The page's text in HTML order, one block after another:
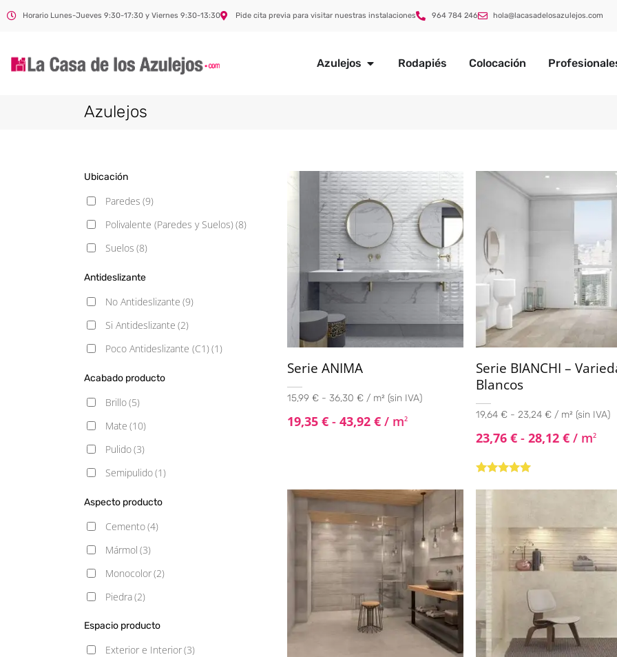
Horario Lunes-Jueves 9:30-17:30 y Viernes 9:30-13:30 Pide cita previa para visitar nuestras instalaciones 964 784 246 hola@lacasadelosazulejos.com
Azulejos Rodapiés Colocación
Azulejos
Ubicación
Paredes (9)
Polivalente (Paredes y Suelos)(8)
Suelos (8)
Antideslizante
No Antideslizante (9)
Si Antideslizante (2)
Poco Antideslizante (C1)(1)
Acabado producto
Brillo(5)
Mate (10)
Pulido(3)
Semipulido(1)
Aspecto producto
Cemento(4)
Mármol (3)
Monocolor(2)
Piedra(2)
Espacio producto
Exterior e Interior(3)
Serie ANIMA
15,99 € - 36,30 € / m² (sin IVA)
19,35 € - 43,92 € / m2
Serie BIANCHI –
Blancos
19,64 € - 23,24 € / m² (sin IVA)
23,76€ - 28,12€ / m2